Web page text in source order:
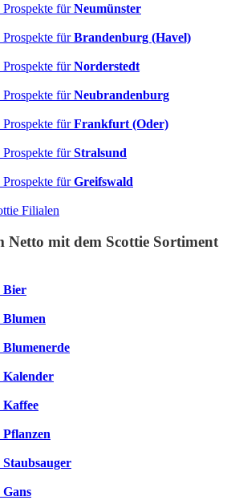
Prospekte fürNeumünster
Prospekte fürBrandenburg (Havel)
Prospekte fürNorderstedt
Prospekte fürNeubrandenburg
Prospekte fürFrankfurt (Oder)
Prospekte fürStralsund
Prospekte fürGreifswald
Filialen
Netto mit dem Scottie Sortiment
Bier
Blumen
Blumenerde
Kalender
Kaffee